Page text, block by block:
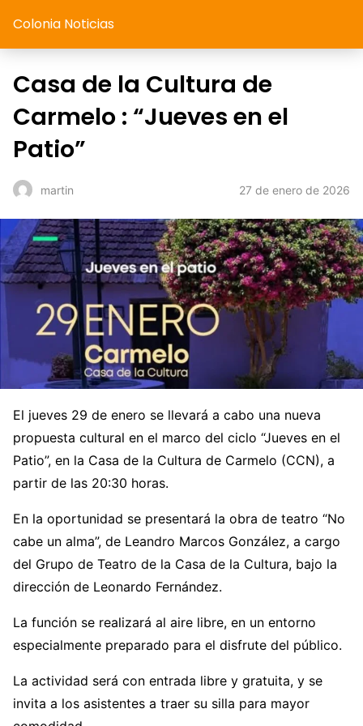
Colonia Noticias
Casa de la Cultura de
Carmelo : “Jueves en el
Patio”
martin 27 de enero de 2026
El jueves 29 de enero se llevará a cabo una nueva
propuesta cultural en el marco del ciclo “Jueves en el
Patio”, en la Casa de la Cultura de Carmelo (CCN), a
partir de las 20:30 horas.
En la oportunidad se presentará la obra de teatro “No
cabe un alma”, de Leandro Marcos González, a cargo
del Grupo de Teatro de la Casa de la Cultura, bajo la
dirección de Leonardo Fernández.
La función se realizará al aire libre, en un entorno
especialmente preparado para el disfrute del público.
La actividad será con entrada libre y gratuita, y se
invita a los asistentes a traer su silla para mayor